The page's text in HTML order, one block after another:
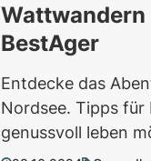
Wattwandern
BestAger
Entdecke das
Nordsee. Tipps für
genussvoll leben